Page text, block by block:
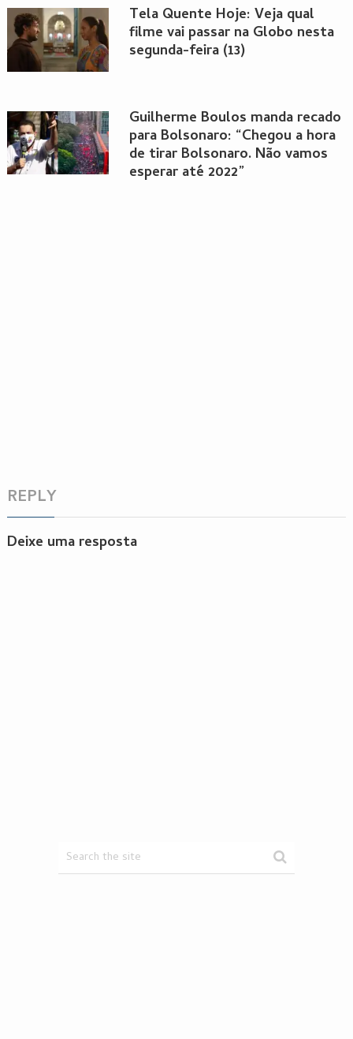
Tela Quente Hoje: Veja qual
filme vai passar na Globo nesta
segunda-feira (13)
Guilherme Boulos manda recado
para Bolsonaro: “Chegou a hora
de tirar Bolsonaro. Não vamos
esperar até 2022”
REPLY
Deixe uma resposta